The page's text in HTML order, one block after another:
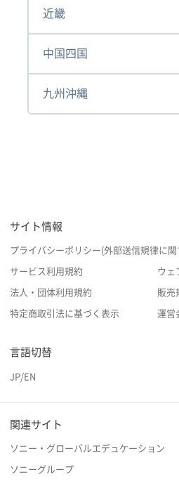
近畿
中国四国
九州沖縄
サイト情報
プライバシーポリシー(外部送信規律に関
サービス利用規約 ウェ
法人・団体利用規約 販売
特定商取引法に基づく表示 運営
言語切替
JP/EN
関連サイト
ソニー・グローバルエデュケーション
ソニーグループ